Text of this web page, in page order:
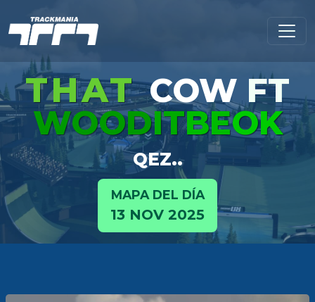
THATCOW FT
WOODITBEOK
QEZ..
MAPA DEL DÍA
13 NOV 2025